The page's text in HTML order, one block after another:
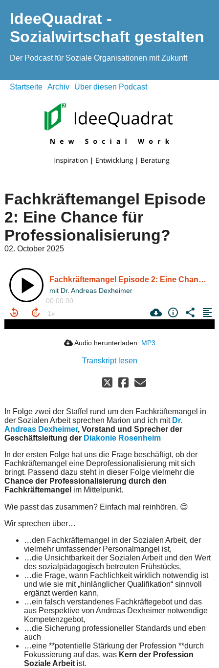
IdeeQuadrat -
Sozialwirtschaft gestalten
Der Podcast für Soziale Organisationen mit Zukunft
Startseite Archiv Über diesen Podcast
Fachkräftemangel Episode
2: Eine Chance für
Professionalisierung?
02. October 2025
Fachkräftemangel Episode 2: Eine Chance für Professionalisierung?
mit Dr. Andreas Dexheimer
00:00:00
Audio herunterladen: MP3
Transkript lesen
In Folge zwei der Staffel rund um den Fachkräftemangel in
der Sozialen Arbeit sprechen Marion und ich mit Dr.
Andreas Dexheimer, Vorstand und Sprecher der
Geschäftsleitung der Diakonie Rosenheim
In der ersten Folge hat uns die Frage beschäftigt, ob der
Fachkräftemangel eine Deprofessionalisierung mit sich
bringt. Passend dazu steht in dieser Folge vielmehr die
Chance der Professionalisierung durch den
Fachkräftemangel im Mittelpunkt.
Wie passt das zusammen? Einfach mal reinhören. 😊
Wir sprechen über…
…den Fachkräftemangel in der Sozialen Arbeit, der
vielmehr umfassender Personalmangel ist,
…die Unsichtbarkeit der Sozialen Arbeit und den Wert
des sozialpädagogisch betreuten Frühstücks,
…die Frage, wann Fachlichkeit wirklich notwendig ist
und wie sie mit „hinlänglicher Qualifikation“ sinnvoll
ergänzt werden kann,
…ein falsch verstandenes Fachkräftegebot und das
aus Perspektive von Andreas Dexheimer notwendige
Kompetenzgebot,
…die Sicherung professioneller Standards und eben
auch
…eine **potentielle Stärkung der Profession **durch
Fokussierung auf das, was Kern der Profession
Soziale Arbeitist.